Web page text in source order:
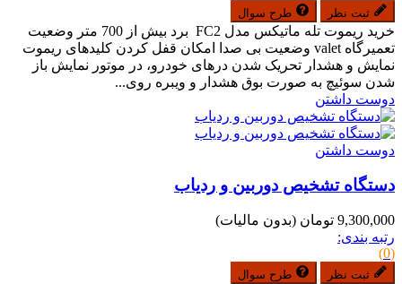
ثبت نظر طرح سوال
خرید ریموت تله ماتیکس مدل FC2 برد بیش از 700 متر وضعیت
تعمیرگاه valet وضعیت بی صدا امکان قفل کردن کلیدهای ریموت
نمایش و هشدار تحریک شدن درهای خودرو، در موتور نمایش باز
شدن سوئیچ به صورت بوق هشدار و ویبره روی...
دوست داشتن
دوست داشتن
دستگاه تشخیص دوربین و ردیاب
9,300,000 تومان
(بدون مالیات)
رتبه بندی:
(0)
ثبت نظر طرح سوال